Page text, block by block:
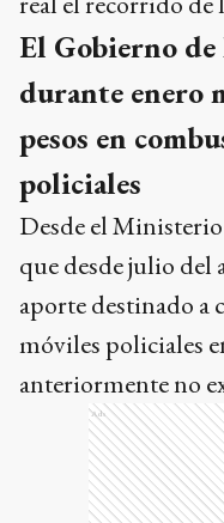
El Gobierno
durante enero
pesos en
policiales
Desde el
que desde julio del
aporte destinado
móviles policiales
anteriormente no
Ads